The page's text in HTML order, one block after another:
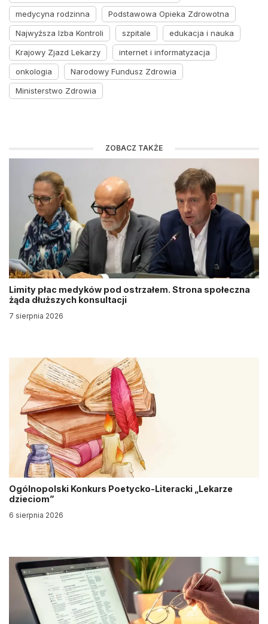
medycyna rodzinna
Podstawowa Opieka Zdrowotna
Najwyższa Izba Kontroli
szpitale
edukacja i nauka
Krajowy Zjazd Lekarzy
internet i informatyzacja
onkologia
Narodowy Fundusz Zdrowia
Ministerstwo Zdrowia
ZOBACZ TAKŻE
Limity płac medyków pod ostrzałem. Strona społeczna
żąda dłuższych konsultacji
7 sierpnia 2026
Ogólnopolski Konkurs Poetycko-Literacki „Lekarze
dzieciom”
6 sierpnia 2026